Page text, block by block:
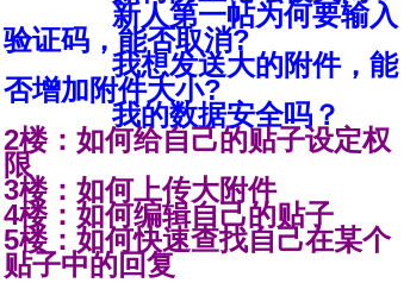
新人第一帖为何要输入
验证码，能否取消?
我想发送大的附件，能
否增加附件大小?
我的数据安全吗？
2楼：如何给自己的贴子设定权
限
3楼：如何上传大附件
4楼：如何编辑自己的贴子
5楼：如何快速查找自己在某个
贴子中的回复